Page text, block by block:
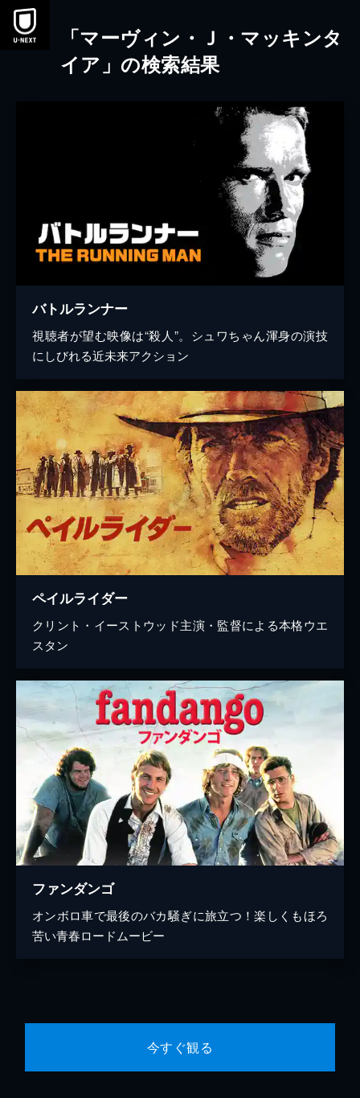
本文へスキップ
「マーヴィン・Ｊ・マッキンタ
イア」の検索結果
バトルランナー
視聴者が望む映像は“殺人”。シュワちゃん渾身の演技
にしびれる近未来アクション
ペイルライダー
クリント・イーストウッド主演・監督による本格ウエ
スタン
ファンダンゴ
オンボロ車で最後のバカ騒ぎに旅立つ！楽しくもほろ
苦い青春ロードムービー
今すぐ観る